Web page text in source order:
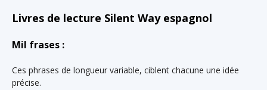
Livres de lecture Silent Way espagnol
Mil frases :
Ces phrases de longueur variable, ciblent chacune une idée
précise.